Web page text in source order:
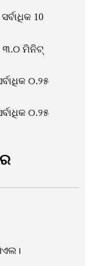
ସର୍ବାଧିକ 10
୩.୦ ମିନିଟ୍
୦.୨୫
୦.୨୫